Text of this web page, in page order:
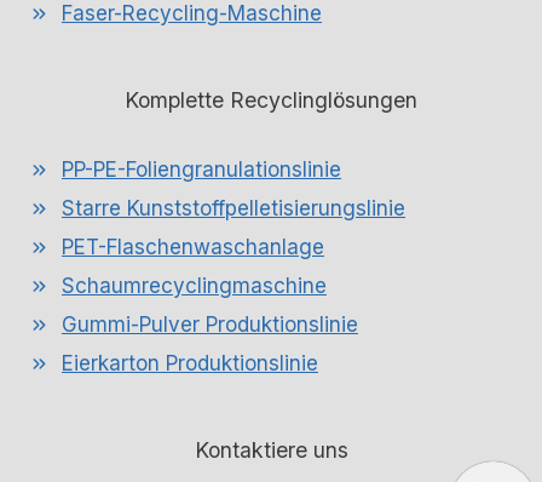
Faser-Recycling-Maschine
Komplette Recyclinglösungen
PP-PE-Foliengranulationslinie
Starre Kunststoffpelletisierungslinie
PET-Flaschenwaschanlage
Schaumrecyclingmaschine
Gummi-Pulver Produktionslinie
Eierkarton Produktionslinie
Kontaktiere uns